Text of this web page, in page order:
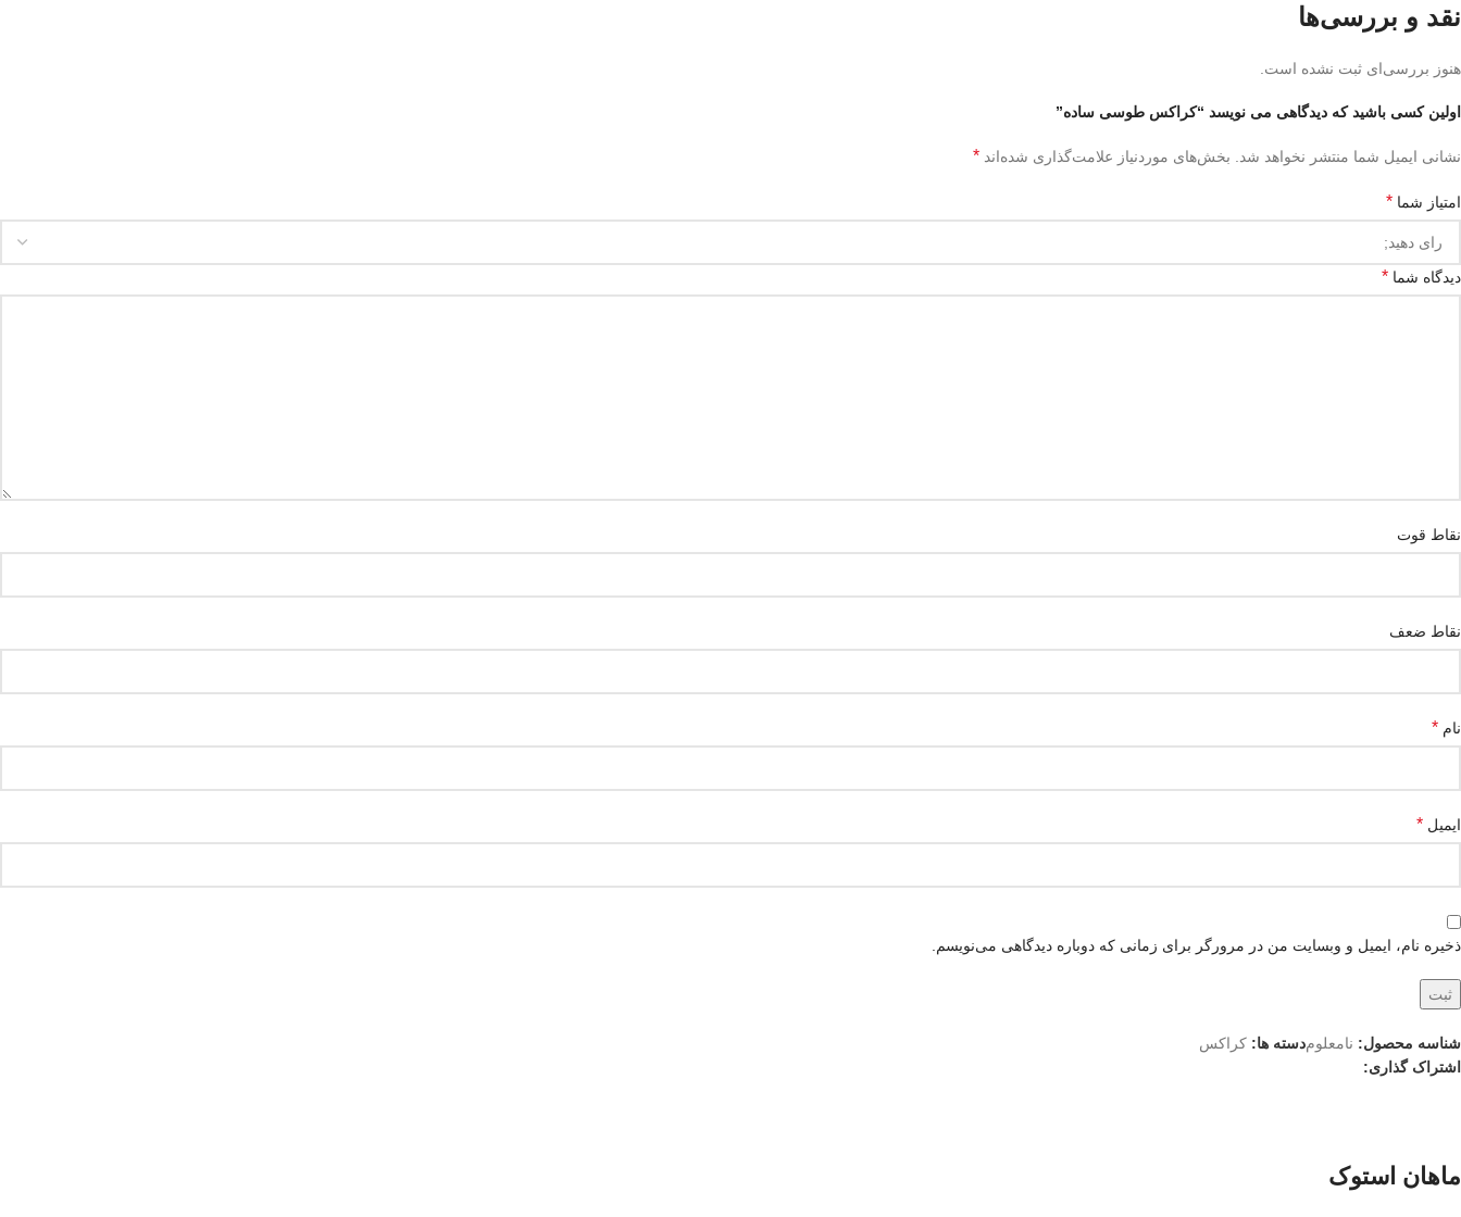
نقد و بررسی‌ها
هنوز بررسی‌ای ثبت نشده است.
اولین کسی باشید که دیدگاهی می نویسد “کراکس طوسی ساده”
نشانی ایمیل شما منتشر نخواهد شد. بخش‌های موردنیاز علامت‌گذاری شده‌اند *
امتیاز شما *
دیدگاه شما *
نقاط قوت
نقاط ضعف
نام *
ایمیل *
ذخیره نام، ایمیل و وبسایت من در مرورگر برای زمانی که دوباره دیدگاهی می‌نویسم.
شناسه محصول: نامعلومدسته ها: کراکس
اشتراک گذاری:
ماهان استوک